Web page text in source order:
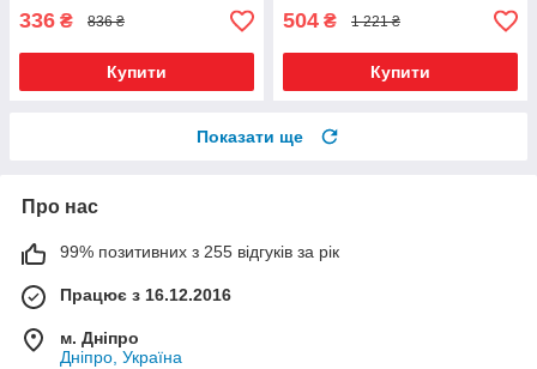
336 ₴ 836 ₴
Купити
504 ₴ 1 221 ₴
Купити
Показати ще
Про нас
99% позитивних з 255 відгуків за рік
Працює з 16.12.2016
м. Дніпро
Дніпро, Україна